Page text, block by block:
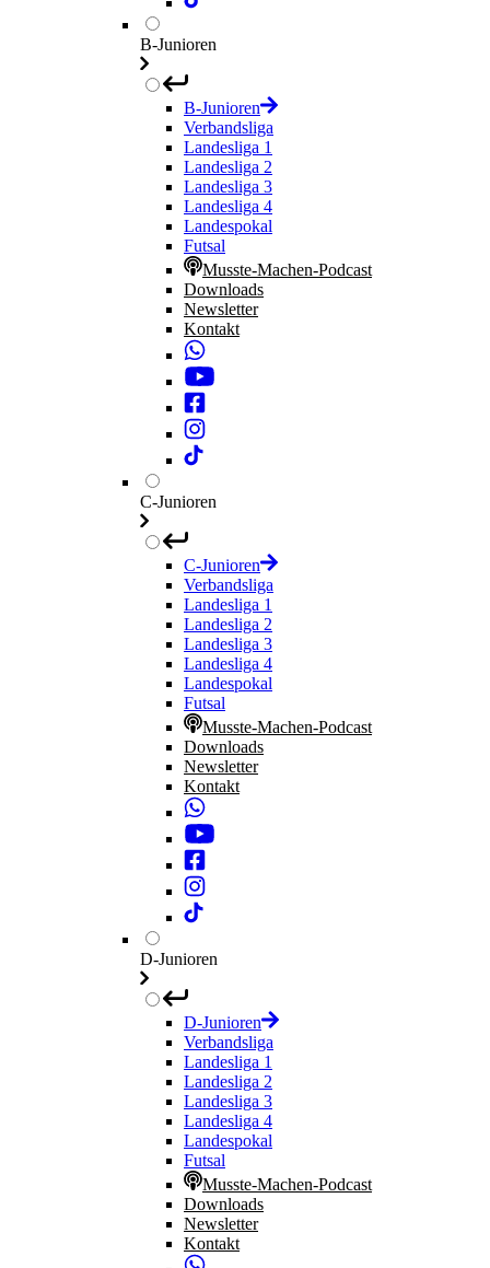
B-Junioren
B-Junioren
Verbandsliga
Landesliga 1
Landesliga 2
Landesliga 3
Landesliga 4
Landespokal
Futsal
Musste-Machen-Podcast
Downloads
Newsletter
Kontakt
C-Junioren
C-Junioren
Verbandsliga
Landesliga 1
Landesliga 2
Landesliga 3
Landesliga 4
Landespokal
Futsal
Musste-Machen-Podcast
Downloads
Newsletter
Kontakt
D-Junioren
D-Junioren
Verbandsliga
Landesliga 1
Landesliga 2
Landesliga 3
Landesliga 4
Landespokal
Futsal
Musste-Machen-Podcast
Downloads
Newsletter
Kontakt